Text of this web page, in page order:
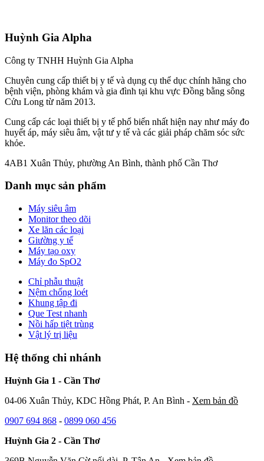
Huỳnh Gia Alpha
Công ty TNHH Huỳnh Gia Alpha
Chuyên cung cấp thiết bị y tế và dụng cụ thể dục chính hãng cho
bệnh viện, phòng khám và gia đình tại khu vực Đồng bằng sông
Cửu Long từ năm 2013.
Cung cấp các loại thiết bị y tế phổ biến nhất hiện nay như máy đo
huyết áp, máy siêu âm, vật tư y tế và các giải pháp chăm sóc sức
khỏe.
4AB1 Xuân Thủy, phường An Bình, thành phố Cần Thơ
Danh mục sản phẩm
Máy siêu âm
Monitor theo dõi
Xe lăn các loại
Giường y tế
Máy tạo oxy
Máy đo SpO2
Chỉ phẫu thuật
Nệm chống loét
Khung tập đi
Que Test nhanh
Nồi hấp tiệt trùng
Vật lý trị liệu
Hệ thống chi nhánh
Huỳnh Gia 1 - Cần Thơ
04-06 Xuân Thủy, KDC Hồng Phát, P. An Bình - Xem bản đồ
0907 694 868 - 0899 060 456
Huỳnh Gia 2 - Cần Thơ